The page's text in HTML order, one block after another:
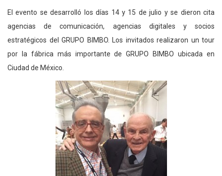
El evento se desarrolló los días 14 y 15 de julio y se dieron cita
agencias de comunicación, agencias digitales y socios
estratégicos del GRUPO BIMBO. Los invitados realizaron un tour
por la fábrica más importante de GRUPO BIMBO ubicada en
Ciudad de México.